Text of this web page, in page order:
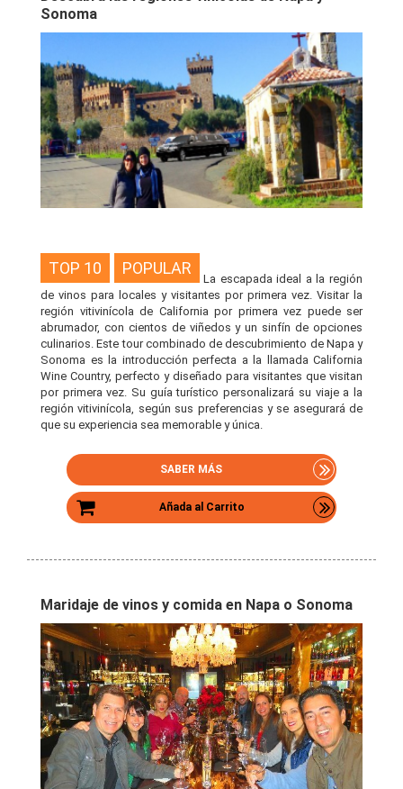
Sonoma
TOP 10 POPULAR
La escapada ideal a la región
de vinos para locales y visitantes por primera vez. Visitar la
región vitivinícola de California por primera vez puede ser
abrumador, con cientos de viñedos y un sinfín de opciones
culinarios. Este tour combinado de descubrimiento de Napa y
Sonoma es la introducción perfecta a la llamada California
Wine Country, perfecto y diseñado para visitantes que visitan
por primera vez. Su guía turístico personalizará su viaje a la
región vitivinícola, según sus preferencias y se asegurará de
que su experiencia sea memorable y única.
SABER MÁS
Añada al Carrito
Maridaje de vinos y comida en Napa o Sonoma